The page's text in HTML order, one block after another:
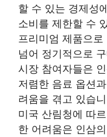
할 수 있는 경제성
소비를 제한할 수
프리미엄 제품으
넘어 정기적으로
시장 참여자들은
저렴한 음료 옵션
려움을 겪고 있습
미국 산림청에 따
한 어려움은 인삼